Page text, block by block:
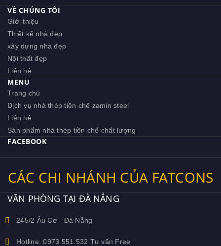
VỀ CHÚNG TÔI
Giới thiệu
Thiết kế nhà đẹp
xây dựng nhà đẹp
Nội thất đẹp
Liên hệ
MENU
Trang chủ
Dịch vụ nhà thép tiền chế zamin steel
Liên hệ
Sản phẩm nhà thép tiền chế chất lượng
FACEBOOK
CÁC CHI NHÁNH CỦA FATCONS
VĂN PHÒNG TẠI ĐÀ NẲNG
245/2 Âu Cơ - Đà Nẵng
Hotline: 0973.551.532 Tư vấn Free